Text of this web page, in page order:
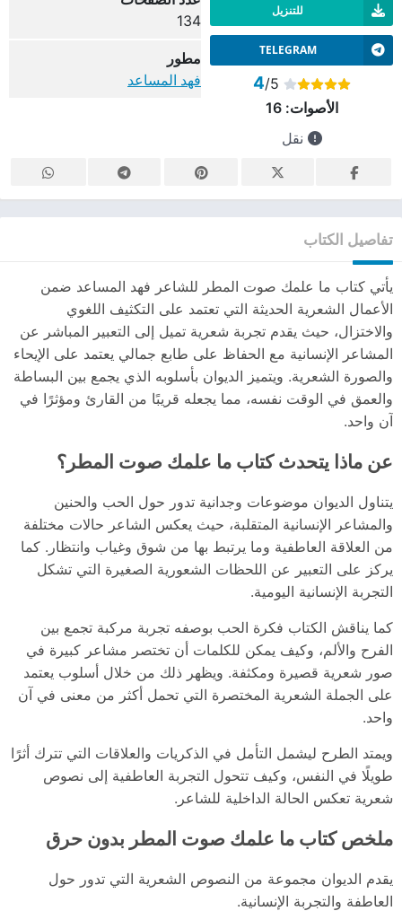
للتنزيل
TELEGRAM
4/5
الأصوات:16
نقل
134
مطور
فهد المساعد
تفاصيل الكتاب
يأتي كتاب ما علمك صوت المطر للشاعر فهد المساعد ضمن
الأعمال الشعرية الحديثة التي تعتمد على التكثيف اللغوي
والاختزال، حيث يقدم تجربة شعرية تميل إلى التعبير المباشر عن
المشاعر الإنسانية مع الحفاظ على طابع جمالي يعتمد على الإيحاء
والصورة الشعرية. ويتميز الديوان بأسلوبه الذي يجمع بين البساطة
والعمق في الوقت نفسه، مما يجعله قريبًا من القارئ ومؤثرًا في
آن واحد.
عن ماذا يتحدث كتاب ما علمك صوت المطر؟
يتناول الديوان موضوعات وجدانية تدور حول الحب والحنين
والمشاعر الإنسانية المتقلبة، حيث يعكس الشاعر حالات مختلفة
من العلاقة العاطفية وما يرتبط بها من شوق وغياب وانتظار. كما
يركز على التعبير عن اللحظات الشعورية الصغيرة التي تشكل
التجربة الإنسانية اليومية.
كما يناقش الكتاب فكرة الحب بوصفه تجربة مركبة تجمع بين
الفرح والألم، وكيف يمكن للكلمات أن تختصر مشاعر كبيرة في
صور شعرية قصيرة ومكثفة. ويظهر ذلك من خلال أسلوب يعتمد
على الجملة الشعرية المختصرة التي تحمل أكثر من معنى في آن
واحد.
ويمتد الطرح ليشمل التأمل في الذكريات والعلاقات التي تترك أثرًا
طويلًا في النفس، وكيف تتحول التجربة العاطفية إلى نصوص
شعرية تعكس الحالة الداخلية للشاعر.
ملخص كتاب ما علمك صوت المطر بدون حرق
يقدم الديوان مجموعة من النصوص الشعرية التي تدور حول
العاطفة والتجربة الإنسانية.